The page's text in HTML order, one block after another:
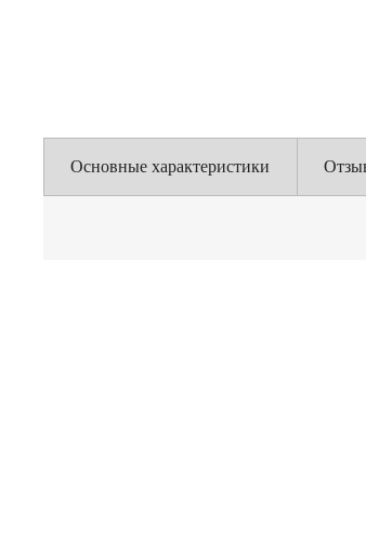
Основные характеристики